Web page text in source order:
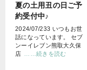
夏の土用丑の日ご予
約受付中♪
2024/07/233 いつもお世
話になっています。 セブ
ンーイレブン熊取大久保
店
……続きを読む